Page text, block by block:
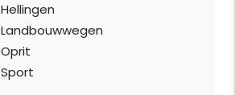
Hellingen
Landbouwwegen
Oprit
Sport